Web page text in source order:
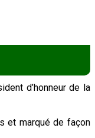
d’honneur de la
et marqué de façon